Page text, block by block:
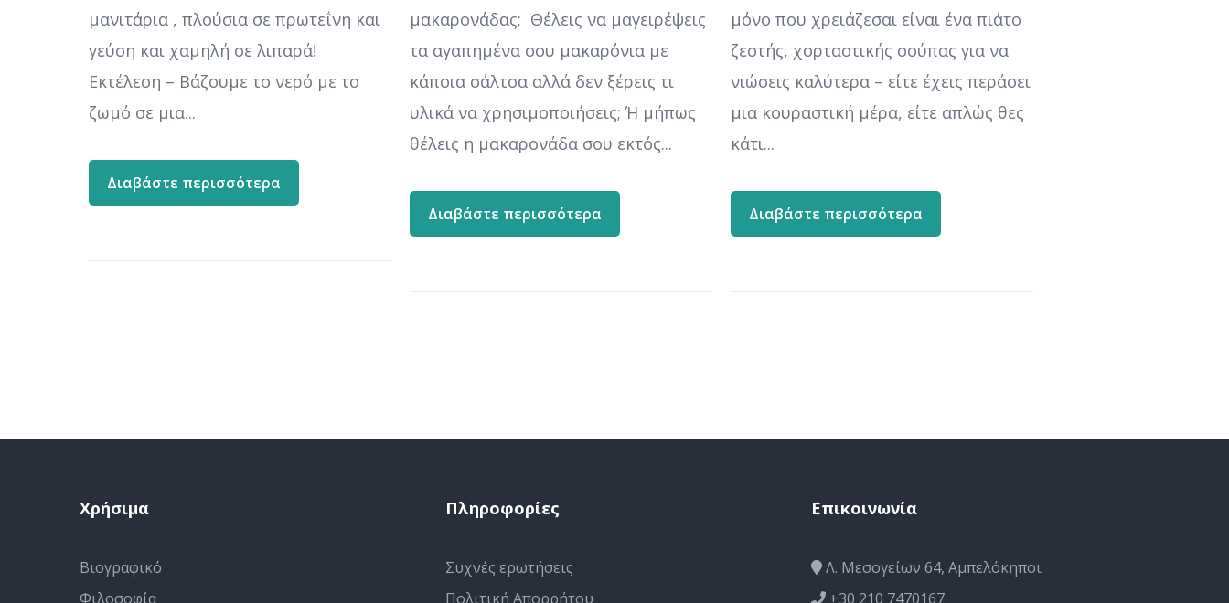
μανιτάρια , πλούσια σε πρωτεΐνη και
γεύση και χαμηλή σε λιπαρά!
Εκτέλεση – Βάζουμε το νερό με το
ζωμό σε μια...
Διαβάστε περισσότερα
μακαρονάδας; Θέλεις να μαγειρέψεις
τα αγαπημένα σου μακαρόνια με
κάποια σάλτσα αλλά δεν ξέρεις τι
υλικά να χρησιμοποιήσεις; Ή μήπως
θέλεις η μακαρονάδα σου εκτός...
Διαβάστε περισσότερα
μόνο που χρειάζεσαι είναι ένα πιάτο
ζεστής, χορταστικής σούπας για να
νιώσεις καλύτερα – είτε έχεις περάσει
μια κουραστική μέρα, είτε απλώς θες
κάτι...
Διαβάστε περισσότερα
Χρήσιμα
Βιογραφικό
Φιλοσοφία
Πληροφορίες
Συχνές ερωτήσεις
Πολιτική Απορρήτου
Επικοινωνία
Λ. Μεσογείων 64, Αμπελόκηποι
+30 210 7470167